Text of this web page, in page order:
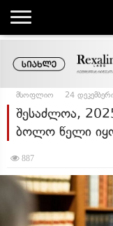
მსოფლიო 24
შესაძლოა,
ბოლო წელი
887